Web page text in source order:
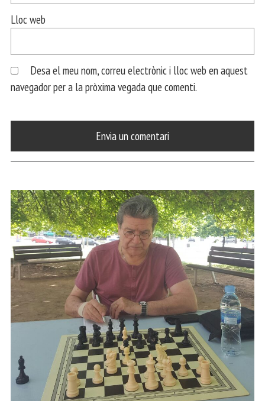
Lloc web
Desa el meu nom, correu electrònic i lloc web en aquest
navegador per a la pròxima vegada que comenti.